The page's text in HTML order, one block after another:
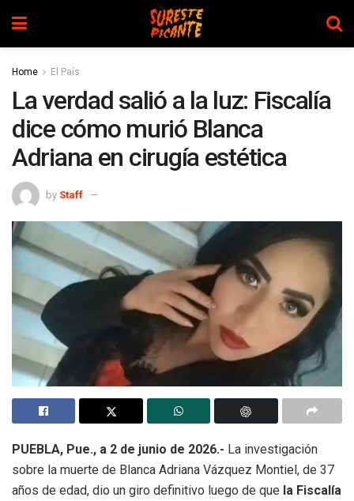
Home El País
La verdad salió a la luz: Fiscalía
dice cómo murió Blanca
Adriana en cirugía estética
by Staff
PUEBLA, Pue., a 2 de junio de 2026.- La investigación
sobre la muerte de Blanca Adriana Vázquez Montiel, de 37
años de edad, dio un giro definitivo luego de que la Fiscalía